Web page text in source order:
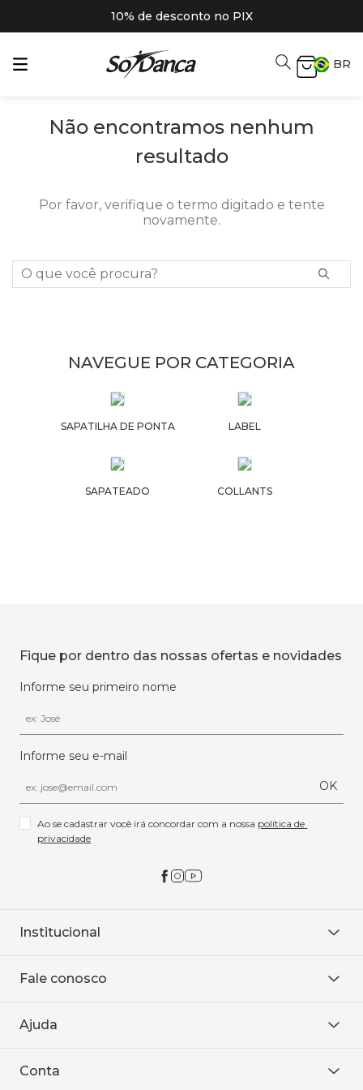
10% de desconto no PIX
BR
Não encontramos nenhum
resultado
Por favor, verifique o termo digitado e tente
novamente.
O que você procura?
NAVEGUE POR CATEGORIA
SAPATILHA DE PONTA LABEL
SAPATEADO COLLANTS
Fique por dentro das nossas ofertas e novidades
Informe seu primeiro nome
Informe seu e-mail
OK
Ao se cadastrar você irá concordar com a nossa política de
privacidade
Institucional
Onde encontrar
Baixe o APP
Fale conosco
WhatsApp
Ajuda
Política de entrega
Conta